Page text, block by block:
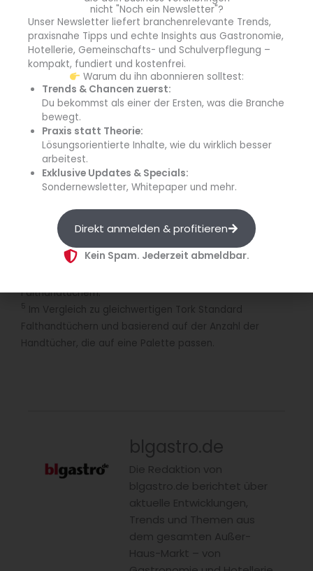
Innovator
Der Hygiene-Spezialist Tork entwickelt seine
Produkte regelmäßig weiter. Erst Mitte 2023
wurden die Tork Xpressnap-Serie verbessert. Mehr
darüber lesen Sie hier .
Im Vergleich zu Tork Matic und Tork PeakServe.
Im Vergleich zu gleichwertigen Tork Standard
Falthandtüchern.
Im Vergleich zu gleichwertigen Tork Standard
Falthandtüchern im Tork H2-Mini-Spender.
Falthandtüchern.
5 Im Vergleich zu gleichwertigen Tork Standard
Falthandtüchern und basierend auf der Anzahl der
Handtücher, die auf eine Palette passen.
blgastro.de
Die Redaktion von
blgastro.de berichtet über
aktuelle Entwicklungen,
Trends und Themen aus
dem gesamten Außer-
Haus-Markt – von
nicht "Noch ein Newsletter"?
Unser Newsletter liefert branchenrelevante Trends,
praxisnahe Tipps und echte Insights aus Gastronomie,
Hotellerie, Gemeinschafts- und Schulverpflegung –
kompakt, fundiert und kostenfrei.
Warum du ihn abonnieren solltest:
Trends & Chancen zuerst:
Du bekommst als einer der Ersten, was die Branche
bewegt.
Praxis statt Theorie:
Lösungsorientierte Inhalte, wie du wirklich besser
arbeitest.
Exklusive Updates & Specials:
Sondernewsletter, Whitepaper und mehr.
Direkt anmelden & profitieren
Kein Spam. Jederzeit abmeldbar.